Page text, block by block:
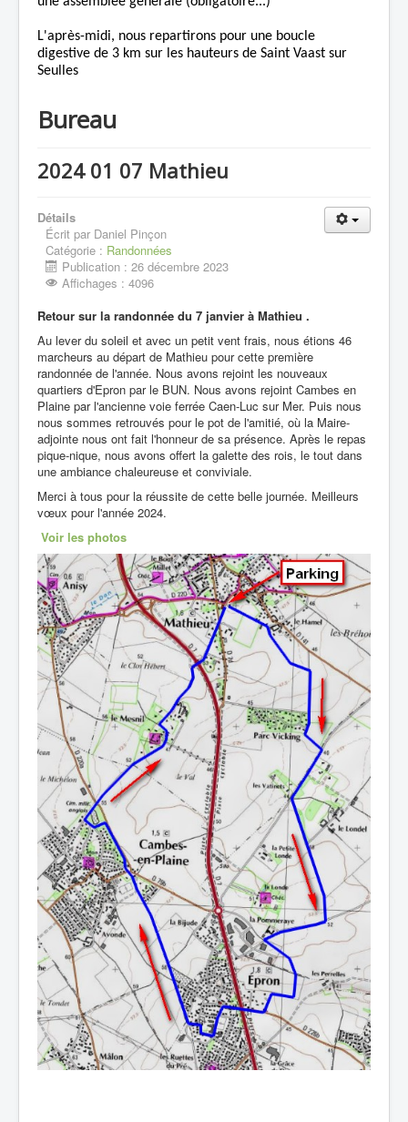
L'après-midi, nous repartirons pour une boucle
digestive de 3 km sur les hauteurs de Saint Vaast sur
Seulles
Bureau
2024 01 07 Mathieu
Détails
Écrit par Daniel Pinçon
Catégorie : Randonnées
Publication : 26 décembre 2023
Affichages : 4096
Retour sur la randonnée du 7 janvier à Mathieu .
Au lever du soleil et avec un petit vent frais, nous étions 46
marcheurs au départ de Mathieu pour cette première
randonnée de l'année. Nous avons rejoint les nouveaux
quartiers d'Epron par le BUN. Nous avons rejoint Cambes en
Plaine par l'ancienne voie ferrée Caen-Luc sur Mer. Puis nous
nous sommes retrouvés pour le pot de l'amitié, où la Maire-
adjointe nous ont fait l'honneur de sa présence. Après le repas
pique-nique, nous avons offert la galette des rois, le tout dans
une ambiance chaleureuse et conviviale.
Merci à tous pour la réussite de cette belle journée. Meilleurs
vœux pour l'année 2024.
Voir les photos